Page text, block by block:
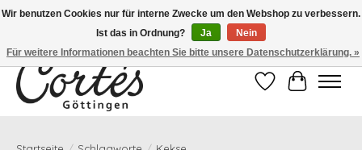
Eines der besten Cafés Deutschlands!
Wunschzettel
Ihr
Wir benutzen Cookies nur für interne Zwecke um den Webshop zu verbessern.
Ist das in Ordnung?
Ja
Nein
Für weitere Informationen beachten Sie bitte unsere Datenschutzerklärung. »